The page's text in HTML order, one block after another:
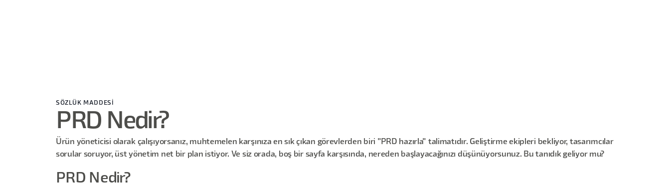
SÖZLÜK MADDESİ
PRD Nedir?
Ürün yöneticisi olarak çalışıyorsanız, muhtemelen karşınıza en sık çıkan görevlerden biri "PRD hazırla" talimatıdır. Geliştirme ekipleri bekliyor, tasarımcılar
sorular soruyor, üst yönetim net bir plan istiyor. Ve siz orada, boş bir sayfa karşısında, nereden başlayacağınızı düşünüyorsunuz. Bu tanıdık geliyor mu?
PRD Nedir?